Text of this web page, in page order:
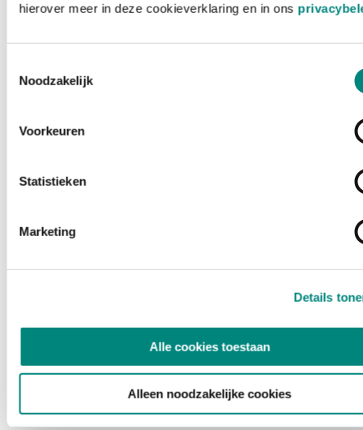
hierover meer in deze cookieverklaring en in ons
Noodzakelijk
Voorkeuren
Statistieken
Marketing
Details
Alle cookies toestaan
Alleen noodzakelijke cookies